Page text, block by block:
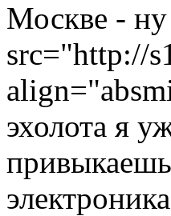
Москве - ну
src="http://
эхолота я
электроника